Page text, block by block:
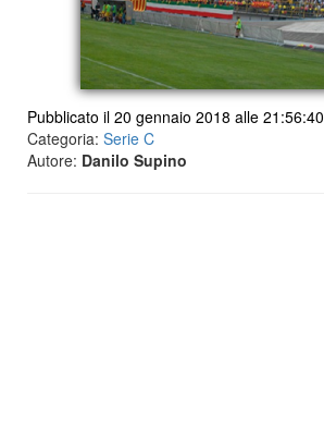
Pubblicato il 20 gennaio 2018 alle 21:56:40
Categoria: Serie C
Autore: Danilo Supino